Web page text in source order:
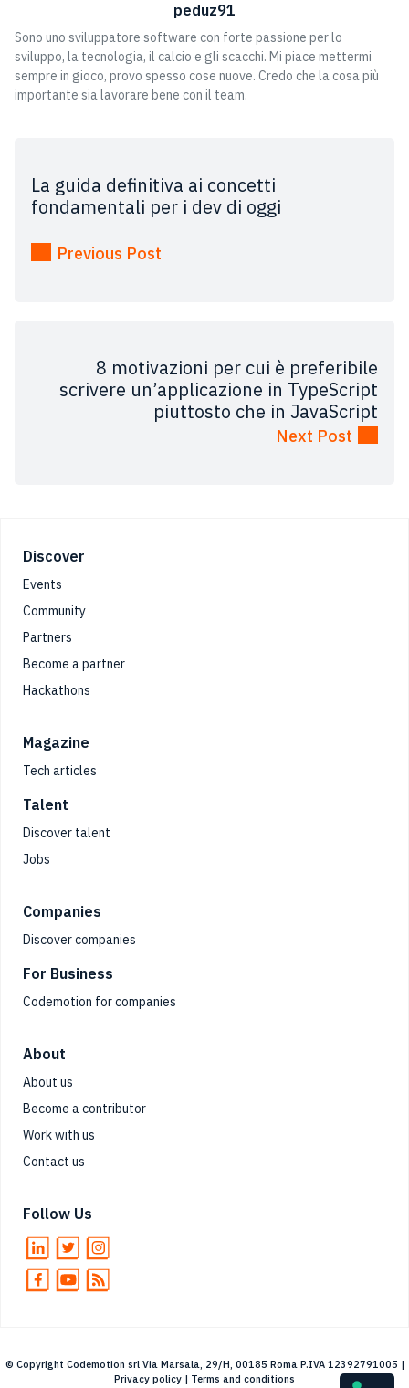
peduz91
Sono uno sviluppatore software con forte passione per lo
sviluppo, la tecnologia, il calcio e gli scacchi. Mi piace mettermi
sempre in gioco, provo spesso cose nuove. Credo che la cosa più
importante sia lavorare bene con il team.
La guida definitiva ai concetti
fondamentali per i dev di oggi
Previous Post
8 motivazioni per cui è preferibile
scrivere un’applicazione in TypeScript
piuttosto che in JavaScript
Next Post
Footer
Discover
Events
Community
Partners
Become a partner
Hackathons
Magazine
Tech articles
Talent
Discover talent
Jobs
Companies
Discover companies
For Business
Codemotion for companies
About
About us
Become a contributor
Work with us
Contact us
Follow Us
© Copyright Codemotion srl Via Marsala, 29/H, 00185 Roma P.IVA 12392791005 |
Privacy policy | Terms and conditions